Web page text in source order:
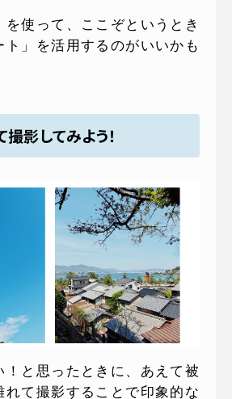
を使って、ここぞというとき
ト」を活用するのがいいかも
影してみよう！
！と思ったときに、あえて被
れて撮影することで印象的な